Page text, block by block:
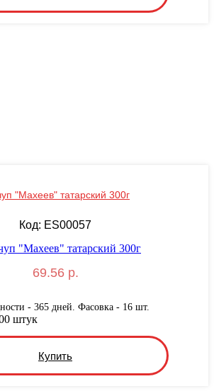
"Махеев" татарский 300г
Код: ES00057
69.56 р.
- 365 дней. Фасовка - 16 шт.
Купить
штук